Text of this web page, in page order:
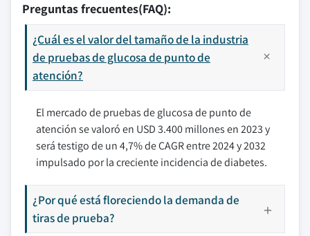
Preguntas frecuentes(FAQ):
¿Cuál es el valor del tamaño de la industria
de pruebas de glucosa de punto de
atención?
El mercado de pruebas de glucosa de punto de
atención se valoró en USD 3.400 millones en 2023 y
será testigo de un 4,7% de CAGR entre 2024 y 2032
impulsado por la creciente incidencia de diabetes.
¿Por qué está floreciendo la demanda de
tiras de prueba?